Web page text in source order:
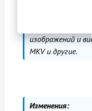
изображений и
MKV и другие.
Изменения: